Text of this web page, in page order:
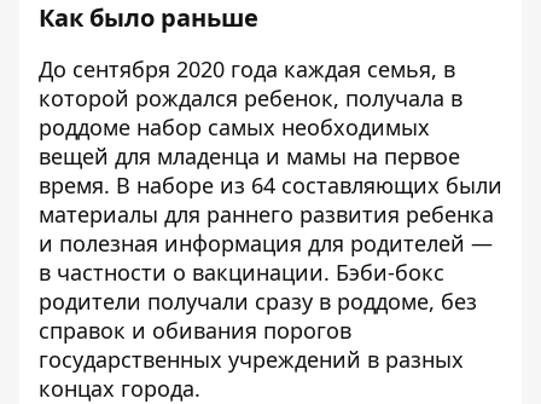
Как было раньше
До сентября 2020 года каждая семья, в
которой рождался ребенок, получала в
роддоме набор самых необходимых
вещей для младенца и мамы на первое
время. В наборе из 64 составляющих были
материалы для раннего развития ребенка
и полезная информация для родителей —
в частности о вакцинации. Бэби-бокс
родители получали сразу в роддоме, без
справок и обивания порогов
государственных учреждений в разных
концах города.